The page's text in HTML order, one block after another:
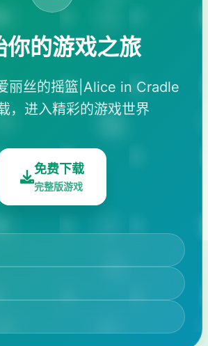
你的游戏之旅
丽丝的摇篮|Alice in Cradle
，进入精彩的游戏世界
免费下载
完整版游戏